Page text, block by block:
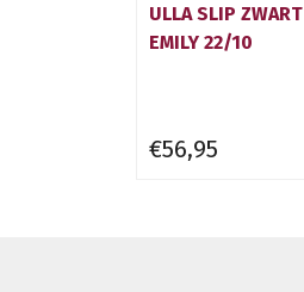
ULLA SLIP ZWART
EMILY 22/10
€56,95